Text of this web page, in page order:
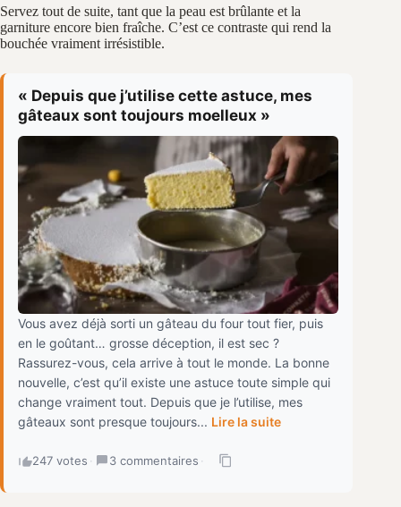
Servez tout de suite, tant que la peau est brûlante et la
garniture encore bien fraîche. C’est ce contraste qui rend la
bouchée vraiment irrésistible.
« Depuis que j’utilise cette astuce, mes
gâteaux sont toujours moelleux »
Vous avez déjà sorti un gâteau du four tout fier, puis
en le goûtant… grosse déception, il est sec ?
Rassurez-vous, cela arrive à tout le monde. La bonne
nouvelle, c’est qu’il existe une astuce toute simple qui
change vraiment tout. Depuis que je l’utilise, mes
gâteaux sont presque toujours... Lire la suite
247 votes · 3 commentaires ·